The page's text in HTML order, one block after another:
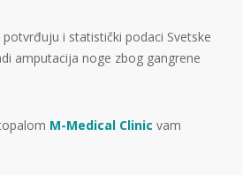
i statistički podaci Svetske
amputacija noge zbog gangrene
M-Medical Clinic vam